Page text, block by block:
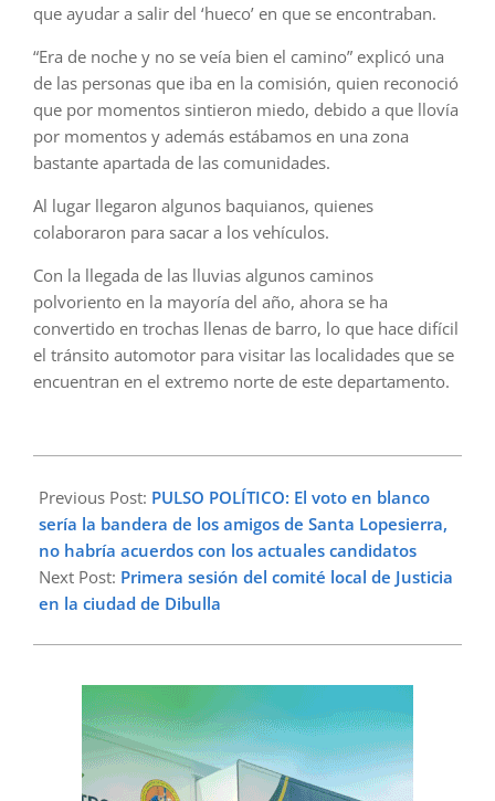
que ayudar a salir del ‘hueco’ en que se encontraban.
“Era de noche y no se veía bien el camino” explicó una
de las personas que iba en la comisión, quien reconoció
que por momentos sintieron miedo, debido a que llovía
por momentos y además estábamos en una zona
bastante apartada de las comunidades.
Al lugar llegaron algunos baquianos, quienes
colaboraron para sacar a los vehículos.
Con la llegada de las lluvias algunos caminos
polvoriento en la mayoría del año, ahora se ha
convertido en trochas llenas de barro, lo que hace difícil
el tránsito automotor para visitar las localidades que se
encuentran en el extremo norte de este departamento.
10-
05
Previous Post: PULSO POLÍTICO: El voto en blanco
sería la bandera de los amigos de Santa Lopesierra,
no habría acuerdos con los actuales candidatos
Next Post: Primera sesión del comité local de Justicia
en la ciudad de Dibulla